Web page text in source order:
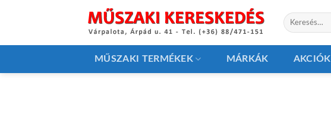
Keresés
a
MŰSZAKI TERMÉKEK MÁRKÁK AKCIÓK